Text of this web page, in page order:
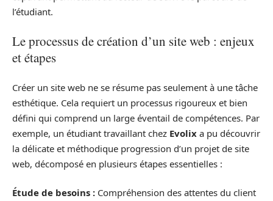
l’étudiant.
Le processus de création d’un site web : enjeux
et étapes
Créer un site web ne se résume pas seulement à une tâche
esthétique. Cela requiert un processus rigoureux et bien
défini qui comprend un large éventail de compétences. Par
exemple, un étudiant travaillant chez Evolix a pu découvrir
la délicate et méthodique progression d’un projet de site
web, décomposé en plusieurs étapes essentielles :
Étude de besoins : Compréhension des attentes du client